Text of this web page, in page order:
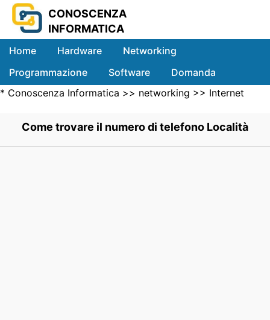
CONOSCENZA
INFORMATICA
Home Hardware
Networking
Programmazione
Software
Domanda
Sistemi
* Conoscenza Informatica >> networking >> Internet
Come trovare il numero di telefono Località